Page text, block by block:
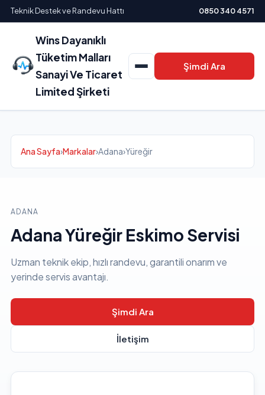
Teknik Destek ve Randevu Hattı 0850 340 4571
Wins Dayanıklı
Tüketim Malları
Sanayi Ve Ticaret
Limited Şirketi
Şimdi Ara
Ana Sayfa›Markalar›Adana›Yüreğir
ADANA
Adana Yüreğir Eskimo Servisi
Uzman teknik ekip, hızlı randevu, garantili onarım ve
yerinde servis avantajı.
Şimdi Ara
İletişim